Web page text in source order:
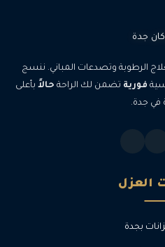
الرطوبة وتصدعات المباني. ننسج
فورية تضمن لك الراحة حالاً بأعلى
في جدة.
العزل
بجدة